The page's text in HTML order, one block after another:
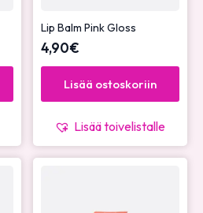
Lip Balm Pink Gloss
4,90€
Lisää ostoskoriin
Lisää toivelistalle